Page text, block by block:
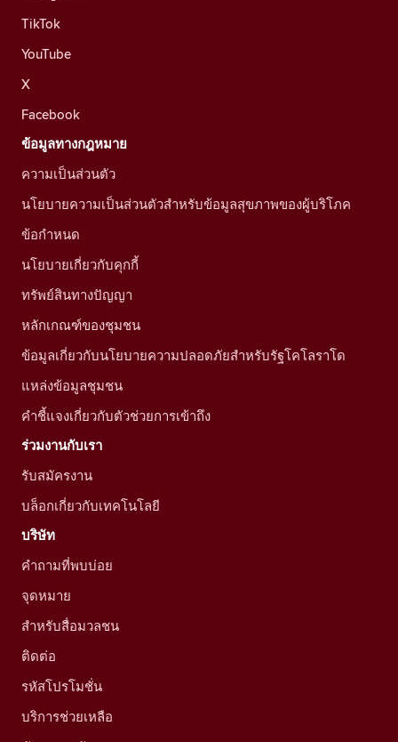
TikTok
YouTube
X
Facebook
ข้อมูลทางกฎหมาย
ความเป็นส่วนตัว
นโยบายความเป็นส่วนตัวสำหรับข้อมูลสุขภาพของผู้บริโภค
ข้อกำหนด
นโยบายเกี่ยวกับคุกกี้
ทรัพย์สินทางปัญญา
หลักเกณฑ์ของชุมชน
ข้อมูลเกี่ยวกับนโยบายความปลอดภัยสำหรับรัฐโคโลราโด
แหล่งข้อมูลชุมชน
คำชี้แจงเกี่ยวกับตัวช่วยการเข้าถึง
ร่วมงานกับเรา
รับสมัครงาน
บล็อกเกี่ยวกับเทคโนโลยี
บริษัท
คำถามที่พบบ่อย
จุดหมาย
สำหรับสื่อมวลชน
ติดต่อ
รหัสโปรโมชั่น
บริการช่วยเหลือ